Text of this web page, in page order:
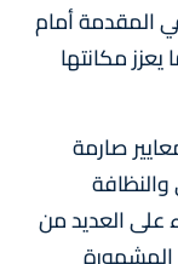
المقدمة أمام
يعزز مكانتها
صارمة
والنظافة
على العديد من